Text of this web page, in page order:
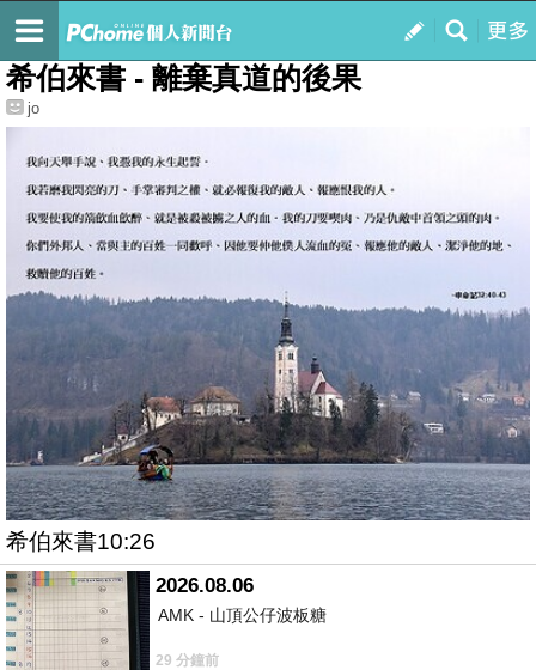
我的
最新文章
希伯來書 - 離棄真道的後果
jo
希伯來書10:26
2026.08.06
AMK - 山頂公仔波板糖
29 分鐘前